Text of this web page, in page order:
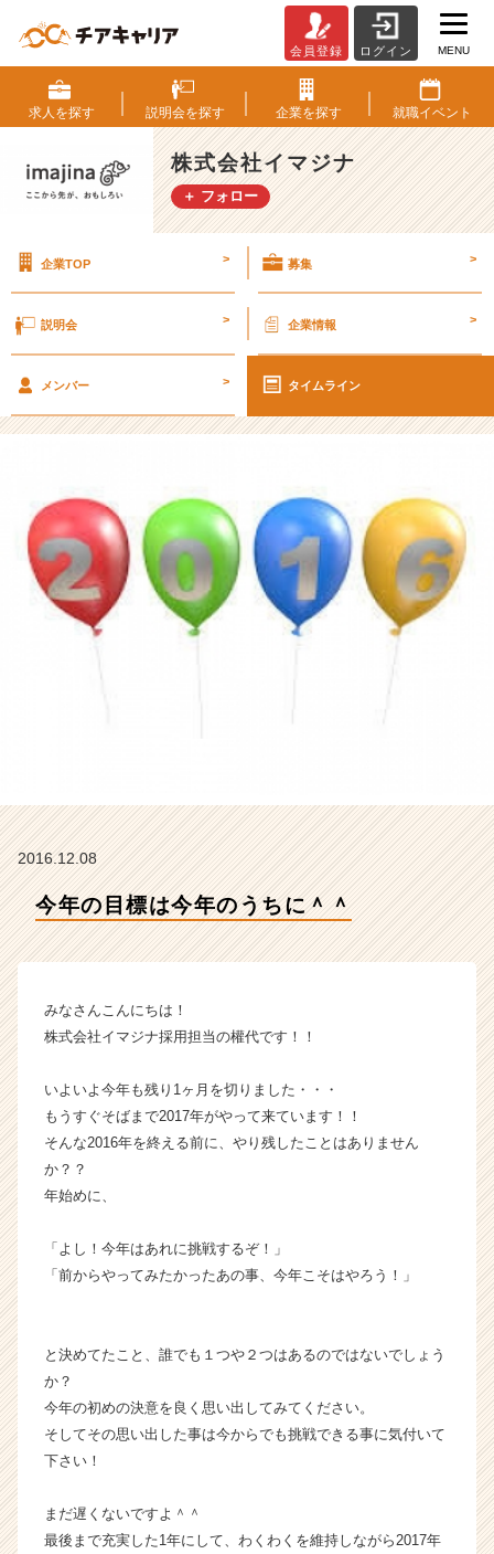
年
の
目
標
は
今
ち
＾
会
マ
ジ
ナ
タ
イ
ム
チ
長
企
か
ス
カ
届
く
イ
ャ
ア
（C
r
C
会員登録 ログイン MENU
求人を探す 説明会を探す 企業を探す 就職イベント
株式会社イマジナ
＋ フォロー
企業TOP > 募集 >
説明会 > 企業情報 >
メンバー > タイムライン
2016.12.08
今年の目標は今年のうちに＾＾
みなさんこんにちは！
株式会社イマジナ採用担当の權代です！！
いよいよ今年も残り1ヶ月を切りました・・・
もうすぐそばまで2017年がやって来ています！！
そんな2016年を終える前に、やり残したことはありません
か？？
年始めに、
「よし！今年はあれに挑戦するぞ！」
「前からやってみたかったあの事、今年こそはやろう！」
と決めてたこと、誰でも１つや２つはあるのではないでしょう
か？
今年の初めの決意を良く思い出してみてください。
そしてその思い出した事は今からでも挑戦できる事に気付いて
下さい！
まだ遅くないですよ＾＾
最後まで充実した1年にして、わくわくを維持しながら2017年